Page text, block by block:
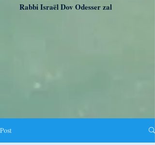
Rabbi Israël Dov Odesser zal
Post